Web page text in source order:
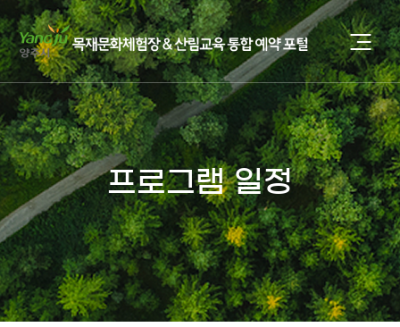
프로그램 일정